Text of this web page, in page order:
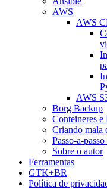
AWS
AWS
AWS
Borg Backup
Conteineres e
Criando mala
Passo-a-
Sobre o autor
Ferramentas
GTK+BR
Política de